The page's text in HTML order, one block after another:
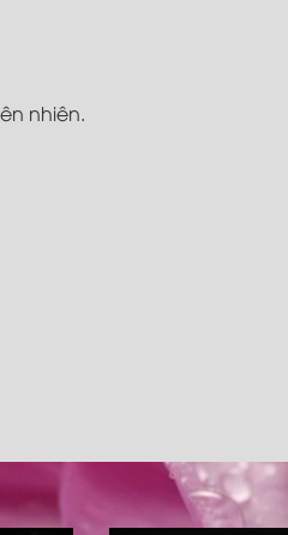
nhiên.